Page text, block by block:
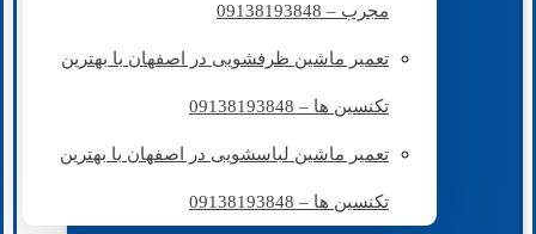
مجرب – 09138193848
تعمیر ماشین ظرفشویی در اصفهان با بهترین
تکنسین ها – 09138193848
تعمیر ماشین لباسشویی در اصفهان با بهترین
تکنسین ها – 09138193848